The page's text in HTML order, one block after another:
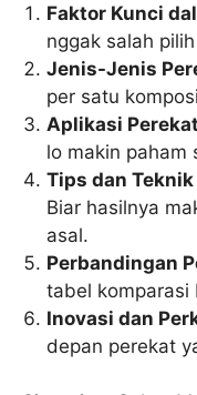
Faktor Kunci
nggak salah
Jenis-Jenis
per satu
Aplikasi
lo makin paham
Tips dan
Biar hasilnya
asal.
Perbandingan
tabel komparasi
Inovasi dan
depan perekat